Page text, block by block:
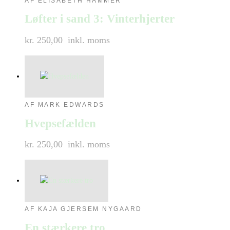
Løfter i sand 3: Vinterhjerter
kr. 250,00 inkl. moms
AF MARK EDWARDS
Hvepsefælden
kr. 250,00 inkl. moms
AF KAJA GJERSEM NYGAARD